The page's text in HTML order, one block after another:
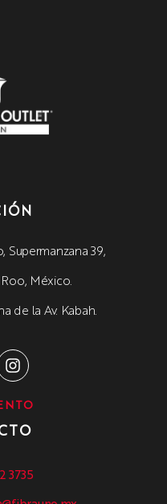
Supermanzana 39,
México.
de la Av. Kabah.
3735